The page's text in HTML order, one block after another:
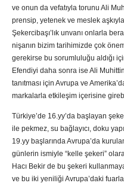
ve onun da vefatıyla torunu Ali
prensip, yetenek ve meslek
Şekercibaşı’lık unvanı onlarla
nişanın bizim tarihimizde çok
gerekirse bu sorumluluğu aldığı
Efendiyi daha sonra ise Ali
tanıtması için Avrupa ve
markalarla etkileşim içerisine
Türkiye’de 16.yy’da başlayan
ile pekmez, su bağlayıcı, doku
19.yy başlarında Avrupa’da
günlerin ismiyle “kelle şekeri”
Hacı Bekir de bu şekeri
ve bu iki yeniliği Avrupa’daki